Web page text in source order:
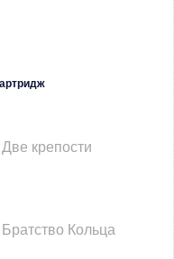
крепости
Кольца